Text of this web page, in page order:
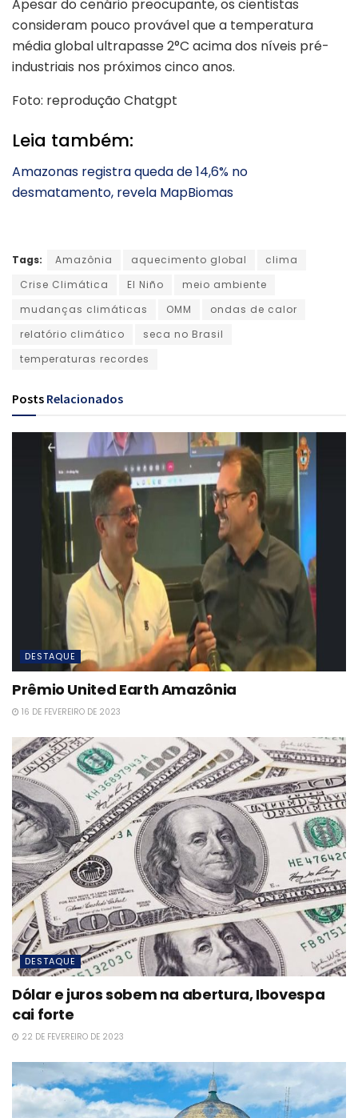
Apesar do cenário preocupante, os cientistas
consideram pouco provável que a temperatura
média global ultrapasse 2°C acima dos níveis pré-
industriais nos próximos cinco anos.
Foto: reprodução Chatgpt
Leia também:
Amazonas registra queda de 14,6% no
desmatamento, revela MapBiomas
Tags: Amazônia aquecimento global
clima
Crise Climática
El Niño
meio ambiente
mudanças climáticas
OMM
ondas de calor
relatório climático
seca no Brasil
temperaturas recordes
Posts Relacionados
DESTAQUE
Prêmio United Earth Amazônia
16 DE FEVEREIRO DE 2023
DESTAQUE
Dólar e juros sobem na abertura, Ibovespa
cai forte
22 DE FEVEREIRO DE 2023